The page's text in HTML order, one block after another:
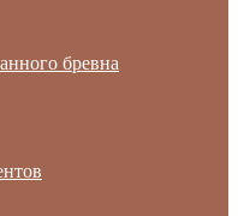
бревна